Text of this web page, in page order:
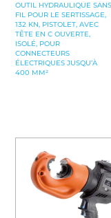
OUTIL HYDRAULIQUE SANS
FIL POUR LE SERTISSAGE,
132 KN, PISTOLET, AVEC
TÊTE EN C OUVERTE,
ISOLÉ, POUR
CONNECTEURS
ÉLECTRIQUES JUSQU’À
400 MM²